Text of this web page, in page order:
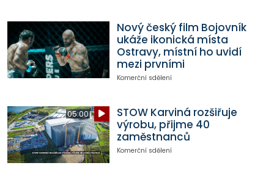
Nový český film Bojovník
ukáže ikonická místa
Ostravy, místní ho uvidí
mezi prvními
Komerční sdělení
05:00
STOW Karviná rozšiřuje
výrobu, přijme 40
zaměstnanců
Komerční sdělení